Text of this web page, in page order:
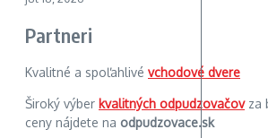
Partneri
Kvalitné a spoľahlivé vchodové dvere
Široký výber kvalitných odpudzovačovza
ceny nájdete na odpudzovace.sk